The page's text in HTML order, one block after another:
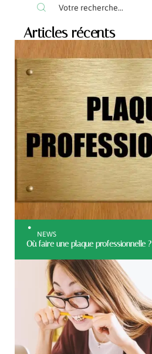
Articles récents
NEWS
Où faire une plaque professionnelle ?